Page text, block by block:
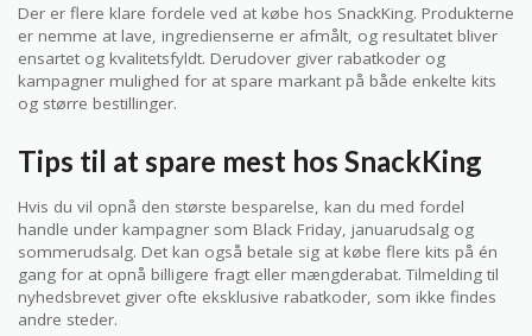
Der er flere klare fordele ved at købe hos SnackKing. Produkterne
er nemme at lave, ingredienserne er afmålt, og resultatet bliver
ensartet og kvalitetsfyldt. Derudover giver rabatkoder og
kampagner mulighed for at spare markant på både enkelte kits
og større bestillinger.
Tips til at spare mest hos SnackKing
Hvis du vil opnå den største besparelse, kan du med fordel
handle under kampagner som Black Friday, januarudsalg og
sommerudsalg. Det kan også betale sig at købe flere kits på én
gang for at opnå billigere fragt eller mængderabat. Tilmelding til
nyhedsbrevet giver ofte eksklusive rabatkoder, som ikke findes
andre steder.